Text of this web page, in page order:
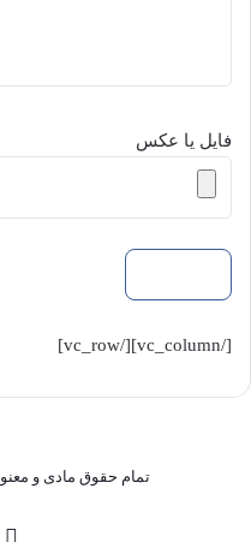
فایل یا عکس
[/vc_column][/vc_row]
تمام حقوق مادی و